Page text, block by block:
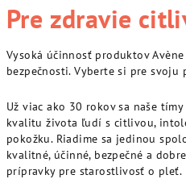
Pre zdravie
Vysoká účinnosť produktov
bezpečnosti. Vyberte si pre svoju
Už viac ako 30 rokov sa naše
kvalitu života ľudí s citlivou,
pokožku. Riadime sa jedinou
kvalitné, účinné, bezpečné a
prípravky pre starostlivosť o pleť.